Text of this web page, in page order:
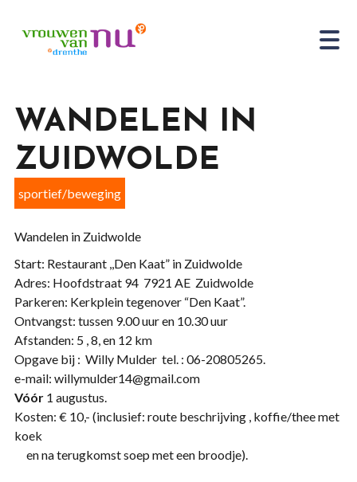
WANDELEN IN
ZUIDWOLDE
sportief/beweging
Wandelen in Zuidwolde
Start: Restaurant ,,Den Kaat” in Zuidwolde
Adres: Hoofdstraat 94 7921 AE Zuidwolde
Parkeren: Kerkplein tegenover “Den Kaat”.
Ontvangst: tussen 9.00 uur en 10.30 uur
Afstanden: 5 , 8, en 12 km
Opgave bij : Willy Mulder tel. : 06-20805265.
e-mail: willymulder14@gmail.com
Vóór1 augustus.
Kosten: € 10,- (inclusief: route beschrijving , koffie/thee met
koek
en na terugkomst soep met een broodje).